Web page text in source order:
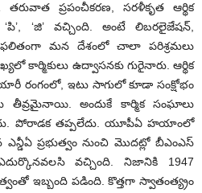
ప్రపంచీకరణ, సరళీకృత ఆర్థిక
‘జి’ వచ్చింది. అంటే లిబరలైజేషన్‌,
ఫలితంగా మన దేశంలో చాలా పరిశ్రమలు
కార్మికులు ఉద్వాసనకు గురైనారు. ఆర్థిక
రంగంలో, ఇటు సాగులో కూడా సంక్షోభం
తీవ్రమైనాయి. అందుకే కార్మిక సంఘాలు
పోరాడక తప్పలేదు. యూపీఏ హయాంలో
ప్రభుత్వం నుంచి మొదట్లో బీఎంఎస్‌
వచ్చింది. నిజానికి 1947
ఇబ్బంది పడింది. కొత్తగా స్వాతంత్య్రం